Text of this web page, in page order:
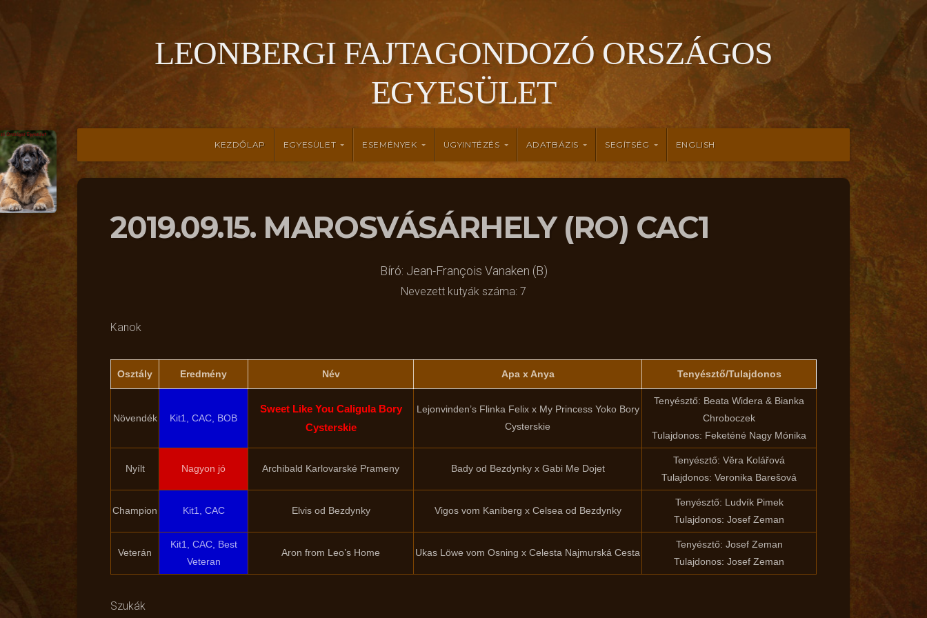
LEONBERGI FAJTAGONDOZÓ ORSZÁGOS
EGYESÜLET
KEZDŐLAP EGYESÜLET ESEMÉNYEK ÜGYINTÉZÉS ADATBÁZIS SEGÍTSÉG ENGLISH
2019.09.15. MAROSVÁSÁRHELY (RO) CAC1
Bíró: Jean-François Vanaken (B)
Nevezett kutyák száma: 7
Kanok
Osztály Eredmény Név Apa x Anya Tenyésztő/Tulajdonos
Növendék Kit1, CAC, BOB
Sweet Like You Caligula Bory
Cysterskie
Lejonvinden’s Flinka Felix x My Princess Yoko Bory
Cysterskie
Tenyésztő: Beata Widera & Bianka
Chroboczek
Tulajdonos: Feketéné Nagy Mónika
Nyílt Nagyon jó Archibald Karlovarské Prameny Bady od Bezdynky x Gabi Me Dojet
Tenyésztő: Věra Kolářová
Tulajdonos: Veronika Barešová
Champion Kit1, CAC Elvis od Bezdynky Vigos vom Kaniberg x Celsea od Bezdynky
Tenyésztő: Ludvík Pimek
Tulajdonos: Josef Zeman
Veterán
Kit1, CAC, Best
Veteran
Aron from Leo’s Home Ukas Löwe vom Osning x Celesta Najmurská Cesta
Tenyésztő: Josef Zeman
Tulajdonos: Josef Zeman
Szukák